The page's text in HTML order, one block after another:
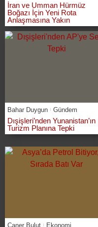
İran ve Umman Hürmüz
Boğazı İçin Yeni Rota
Anlaşmasına Yakın
Bahar Duygun Gündem
Dışişleri’nden Yunanistan’ın
Turizm Planına Tepki
Caner Bulut Ekonomi